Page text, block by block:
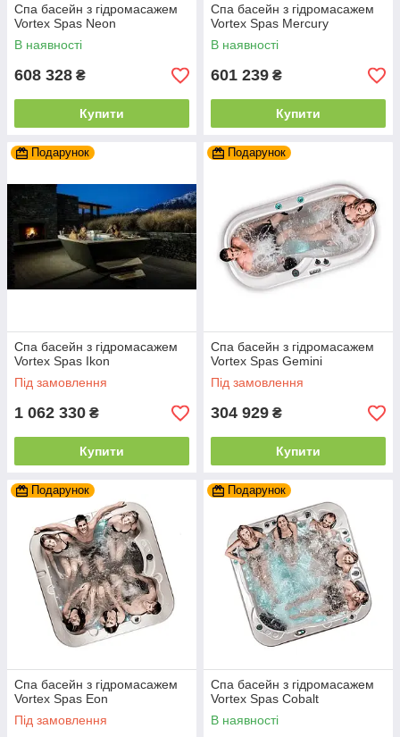
Спа басейн з гідромасажем
Vortex Spas Neon
В наявності
608 328 ₴
Купити
Спа басейн з гідромасажем
Vortex Spas Mercury
В наявності
601 239 ₴
Купити
Подарунок
Спа басейн з гідромасажем
Vortex Spas Ikon
Під замовлення
1 062 330 ₴
Купити
Подарунок
Спа басейн з гідромасажем
Vortex Spas Gemini
Під замовлення
304 929 ₴
Купити
Подарунок
Спа басейн з гідромасажем
Vortex Spas Eon
Під замовлення
Подарунок
Спа басейн з гідромасажем
Vortex Spas Cobalt
В наявності